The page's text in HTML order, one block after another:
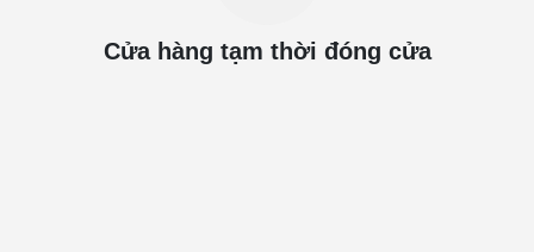
Cửa hàng tạm thời đóng cửa